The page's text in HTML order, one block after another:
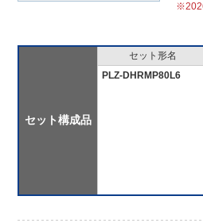
セット構成品
セット形名
PLZ-DHRMP80L6